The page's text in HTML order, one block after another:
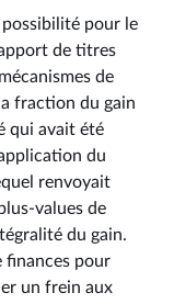
pour le
de titres
de
fraction du gain
qui avait été
du
renvoyait
values de
du gain.
finances pour
un frein aux